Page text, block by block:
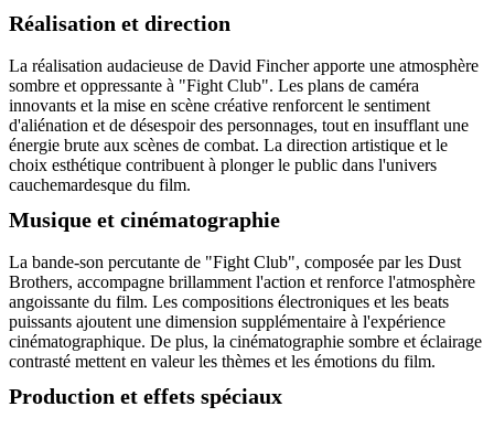
Réalisation et direction
La réalisation audacieuse de David Fincher apporte une atmosphère
sombre et oppressante à "Fight Club". Les plans de caméra
innovants et la mise en scène créative renforcent le sentiment
d'aliénation et de désespoir des personnages, tout en insufflant une
énergie brute aux scènes de combat. La direction artistique et le
choix esthétique contribuent à plonger le public dans l'univers
cauchemardesque du film.
Musique et cinématographie
La bande-son percutante de "Fight Club", composée par les Dust
Brothers, accompagne brillamment l'action et renforce l'atmosphère
angoissante du film. Les compositions électroniques et les beats
puissants ajoutent une dimension supplémentaire à l'expérience
cinématographique. De plus, la cinématographie sombre et éclairage
contrasté mettent en valeur les thèmes et les émotions du film.
Production et effets spéciaux